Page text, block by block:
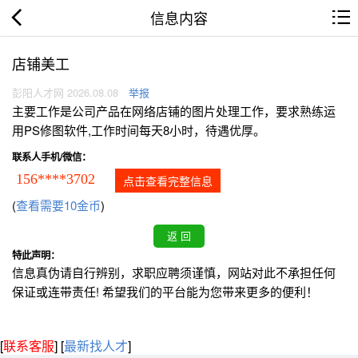
信息内容
店铺美工
彭阳人才网 2026.08.08 举报
主要工作是公司产品在网络店铺的图片处理工作，要求熟练运
用PS修图软件,工作时间每天8小时，待遇优厚。
联系人手机/微信：
156****3702 点击查看完整信息
(查看需要10金币)
特此声明：
信息真伪请自行辨别，求职应聘须谨慎，网站对此不承担任何
保证或连带责任! 希望我们的平台能为您带来更多的便利！
[联系客服] [最新找人才]